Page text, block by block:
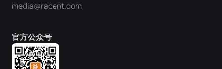
media@racent.com
官方公众号